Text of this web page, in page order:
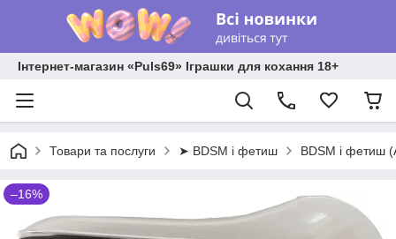
Інтернет-магазин «Puls69» Іграшки для кохання 18+
Товари та послуги ➤ BDSM і фетиш BDSM і фетиш
–16%